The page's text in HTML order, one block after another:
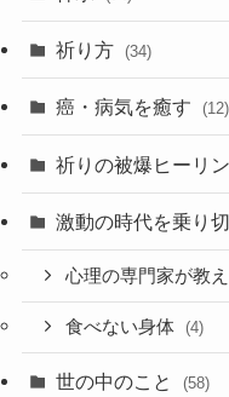
祈り方 (34)
癌・病気を癒す (12)
祈りの被爆ヒーリ
激動の時代を乗り
心理の専門家が教
食べない身体 (4)
世の中のこと (58)